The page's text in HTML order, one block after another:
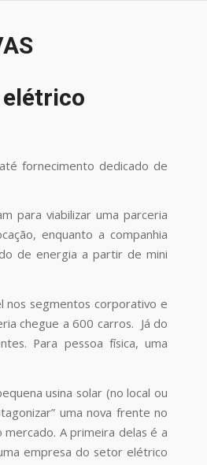
elétrico
fornecimento dedicado de
para viabilizar uma parceria
enquanto a companhia
de energia a partir de mini
nos segmentos corporativo e
chegue a 600 carros. Já do
Para pessoa física, uma
usina solar (no local ou
uma nova frente no
A primeira delas é a
empresa do setor elétrico